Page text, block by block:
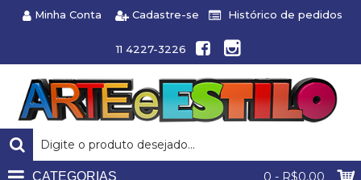
Minha Conta Cadastre-se Histórico de pedidos
11 4227-3226
0 - R$0,00
CATEGORIAS